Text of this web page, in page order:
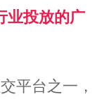
业投放的广
平台之一，